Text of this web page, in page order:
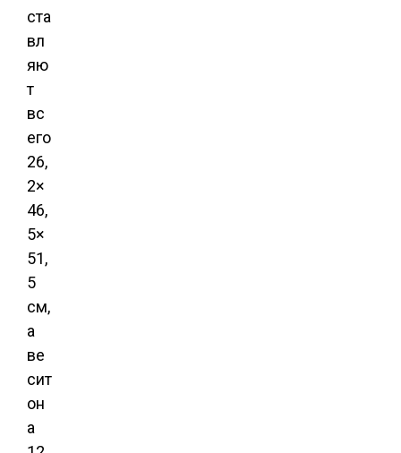
ста
вл
яю
т
вс
его
26,
2×
46,
5×
51,
5
см,
а
ве
сит
он
а